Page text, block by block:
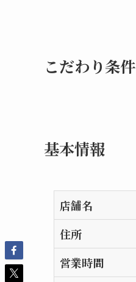
こだわり条件
基本情報
店舗名
住所
営業時間